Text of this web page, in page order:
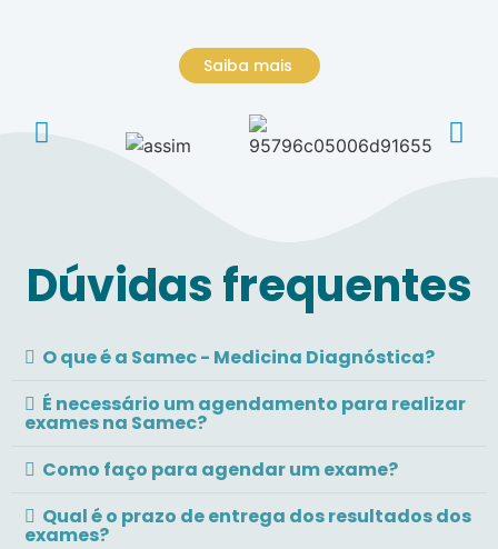
Saiba mais
Dúvidas frequentes
O que é a Samec - Medicina Diagnóstica?
É necessário um agendamento para realizar
exames na Samec?
Como faço para agendar um exame?
Qual é o prazo de entrega dos resultados dos
exames?